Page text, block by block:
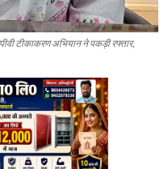
टीकाकरण अभियान ने पकड़ी रफ्तार,